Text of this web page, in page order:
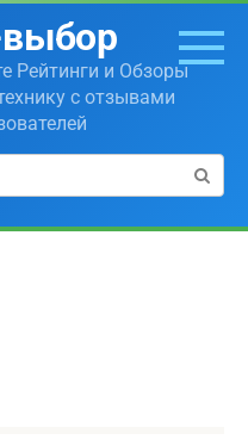
Рейтинги и Обзоры
с отзывами